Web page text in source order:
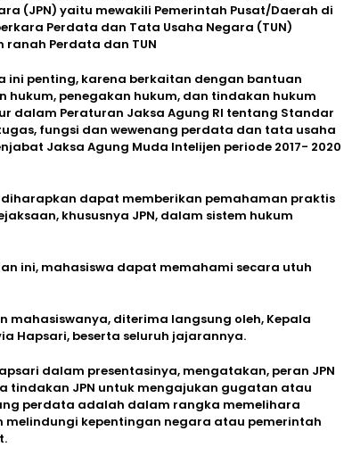
(JPN) yaitu mewakili Pemerintah Pusat/Daerah di
Perdata dan Tata Usaha Negara (TUN)
ranah Perdata dan TUN
ini penting, karena berkaitan dengan bantuan
hukum, penegakan hukum, dan tindakan hukum
dalam Peraturan Jaksa Agung RI tentang Standar
fungsi dan wewenang perdata dan tata usaha
Jaksa Agung Muda Intelijen periode 2017- 2020
dapat memberikan pemahaman praktis
khususnya JPN, dalam sistem hukum
ini, mahasiswa dapat memahami secara utuh
mahasiswanya, diterima langsung oleh, Kepala
Hapsari, beserta seluruh jajarannya.
dalam presentasinya, mengatakan, peran JPN
tindakan JPN untuk mengajukan gugatan atau
perdata adalah dalam rangka memelihara
melindungi kepentingan negara atau pemerintah